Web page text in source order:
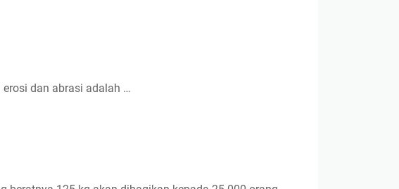
dan abrasi adalah …